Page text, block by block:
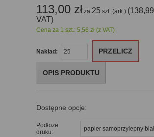
113,00 zł za 25 szt. (ark.) (138,99
VAT)
Cena za 1 szt.: 5,56 zł (z VAT)
Nakład: PRZELICZ
OPIS PRODUKTU
Dostępne opcje:
Podłoże
druku: